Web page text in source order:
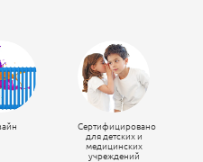
Сертифицировано
для детских и
медицинских
учреждений